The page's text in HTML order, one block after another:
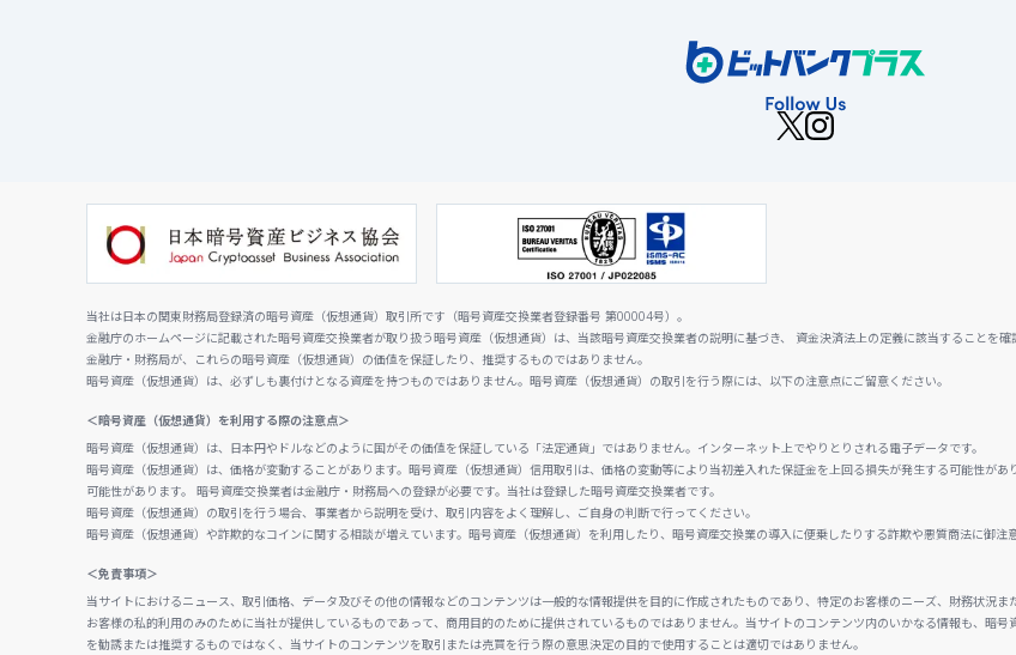
当社は日本の関東財務局登録済の暗号資産（仮想通貨）取引所です（暗号資産交換業者登録番号 第00004号）。
金融庁のホームページに記載された暗号資産交換業者が取り扱う暗号資産（仮想通貨）は、当該暗号資産交換業者の説明に基づき、 資金決済法上の定義に該当することを確
金融庁・財務局が、これらの暗号資産（仮想通貨）の価値を保証したり、推奨するものではありません。
暗号資産（仮想通貨）は、必ずしも裏付けとなる資産を持つものではありません。暗号資産（仮想通貨）の取引を行う際には、以下の注意点にご留意ください。
＜暗号資産（仮想通貨）を利用する際の注意点＞
暗号資産（仮想通貨）は、日本円やドルなどのように国がその価値を保証している「法定通貨」ではありません。インターネット上でやりとりされる電子データです。
暗号資産（仮想通貨）は、価格が変動することがあります。暗号資産（仮想通貨）信用取引は、価格の変動等により当初差入れた保証金を上回る損失が発生する可能性が
可能性があります。 暗号資産交換業者は金融庁・財務局への登録が必要です。当社は登録した暗号資産交換業者です。
暗号資産（仮想通貨）の取引を行う場合、事業者から説明を受け、取引内容をよく理解し、ご自身の判断で行ってください。
暗号資産（仮想通貨）や詐欺的なコインに関する相談が増えています。暗号資産（仮想通貨）を利用したり、暗号資産交換業の導入に便乗したりする詐欺や悪質商法に御注
＜免責事項＞
当サイトにおけるニュース、取引価格、データ及びその他の情報などのコンテンツは一般的な情報提供を目的に作成されたものであり、特定のお客様のニーズ、財務状況
お客様の私的利用のみのために当社が提供しているものであって、商用目的のために提供されているものではありません。当サイトのコンテンツ内のいかなる情報も、暗
を勧誘または推奨するものではなく、当サイトのコンテンツを取引または売買を行う際の意思決定の目的で使用することは適切ではありません。